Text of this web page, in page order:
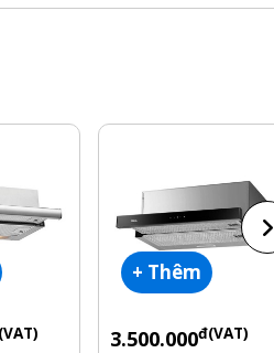
+ Thêm
3.500.000đ(VAT)